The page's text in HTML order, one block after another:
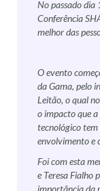
No passado dia
Conferência
melhor das
O evento
da Gama, pelo
Leitão, o qual
o impacto que
tecnológico tem
envolvimento e
Foi com esta
e Teresa Fialho